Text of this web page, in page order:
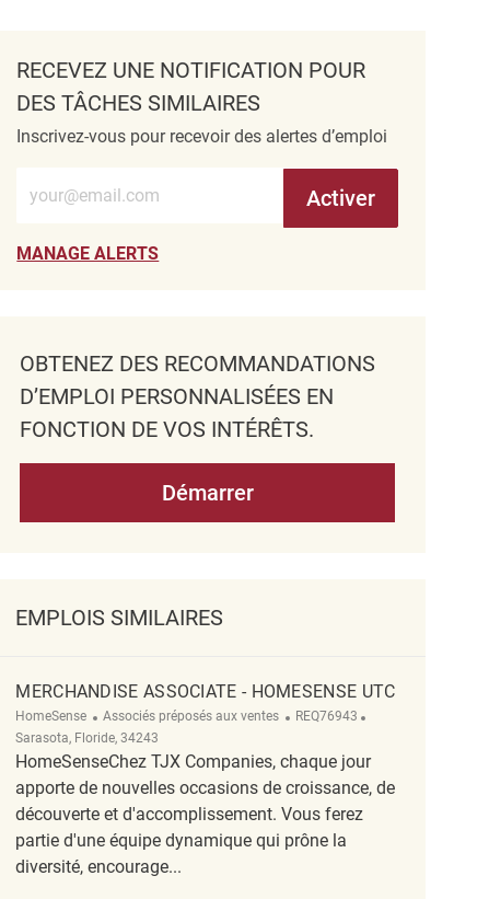
RECEVEZ UNE NOTIFICATION POUR
DES TÂCHES SIMILAIRES
Inscrivez-vous pour recevoir des alertes d’emploi
Entrez l’adresse e-mail (obligatoire)
Activer
MANAGE ALERTS
OBTENEZ DES RECOMMANDATIONS
D’EMPLOI PERSONNALISÉES EN
FONCTION DE VOS INTÉRÊTS.
Démarrer
EMPLOIS SIMILAIRES
MERCHANDISE ASSOCIATE - HOMESENSE UTC
HomeSense Catégorie
Associés préposés aux ventes ReqId
REQ76943
Sarasota, Floride, 34243
HomeSenseChez TJX Companies, chaque jour
apporte de nouvelles occasions de croissance, de
découverte et d'accomplissement. Vous ferez
partie d'une équipe dynamique qui prône la
diversité, encourage...